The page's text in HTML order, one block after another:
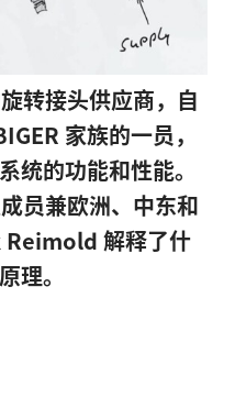
转接头供应商，自
家族的一员，
统的功能和性能。
员兼欧洲、中东和
Reimold 解释了什
理。